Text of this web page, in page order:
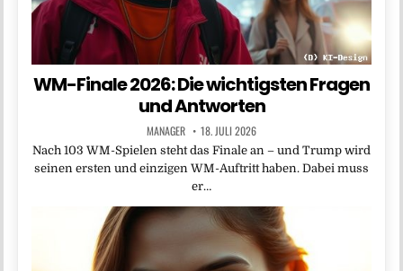
WM-Finale 2026: Die wichtigsten Fragen
und Antworten
MANAGER 18. JULI 2026
Nach 103 WM-Spielen steht das Finale an – und Trump wird
seinen ersten und einzigen WM-Auftritt haben. Dabei muss
er…